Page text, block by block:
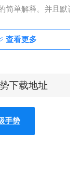
单解释。并且
查看更多
下载地址
手势